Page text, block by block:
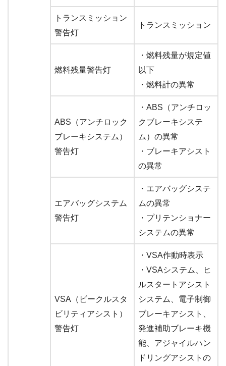
トランスミッション
警告灯
トランスミッション
燃料残量警告灯
・燃料残量が規定値
以下
・燃料計の異常
ABS（アンチロック
ブレーキシステム）
警告灯
・ABS（アンチロッ
クブレーキシステ
ム）の異常
・ブレーキアシスト
の異常
エアバッグシステム
警告灯
・エアバッグシステ
ムの異常
・プリテンショナー
システムの異常
VSA（ビークルスタ
ビリティアシスト）
警告灯
・VSA作動時表示
・VSAシステム、ヒ
ルスタートアシスト
システム、電子制御
ブレーキアシスト、
発進補助ブレーキ機
能、アジャイルハン
ドリングアシストの